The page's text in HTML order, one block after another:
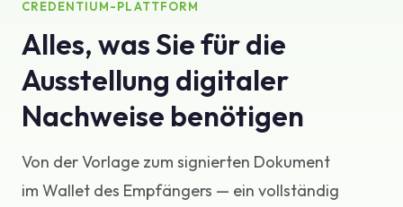
Warum Credentium
Über CloudTeam
Für Schulungsunternehmen
Für Eventunternehmen
Was sind Micro-Credentials
Standards & Integrationen
CREDENTIUM-PLATTFORM
Alles, was Sie für die
Ausstellung digitaler
Nachweise benötigen
Von der Vorlage zum signierten Dokument
im Wallet des Empfängers — ein vollständig